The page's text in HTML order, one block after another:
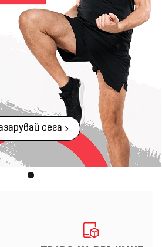
сега